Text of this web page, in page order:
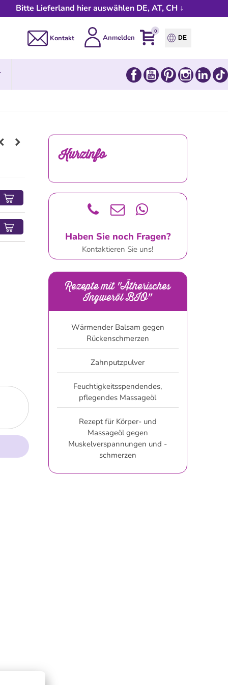
Bitte Lieferland hier auswählen DE, AT, CH ↓
Kontakt Anmelden
0
DE
FacebookYouTubePinterestInstagram
Kurzinfo
Haben Sie noch Fragen?
Kontaktieren Sie uns!
Rezepte mit "Ätherisches
Ingweröl BIO"
Wärmender Balsam gegen
Rückenschmerzen
Zahnputzpulver
Feuchtigkeitsspendendes,
pflegendes Massageöl
Rezept für Körper- und
Massageöl gegen
Muskelverspannungen und -
schmerzen